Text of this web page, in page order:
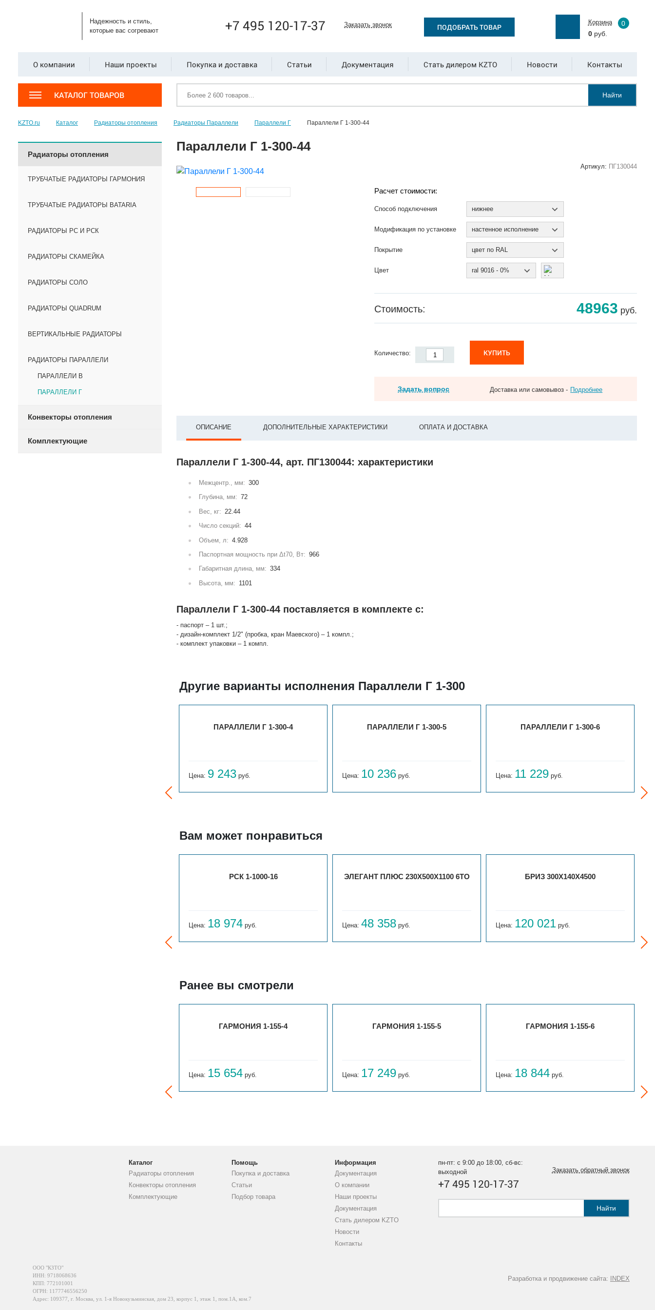
Надежность и стиль,
которые вас согревают
+7 495 120-17-37 Заказать звонок ПОДОБРАТЬ ТОВАР
Корзина
0
0руб.
О компании Наши проекты Покупка и доставка Статьи Документация Стать дилером KZTO Новости Контакты
КАТАЛОГ ТОВАРОВ Найти
KZTO.ru Каталог Радиаторы отопления Радиаторы Параллели Параллели Г Параллели Г 1-300-44
Радиаторы отопления
ТРУБЧАТЫЕ РАДИАТОРЫ ГАРМОНИЯ
ТРУБЧАТЫЕ РАДИАТОРЫ BATARIA
РАДИАТОРЫ РС И РСК
РАДИАТОРЫ СКАМЕЙКА
РАДИАТОРЫ СОЛО
РАДИАТОРЫ QUADRUM
ВЕРТИКАЛЬНЫЕ РАДИАТОРЫ
РАДИАТОРЫ ПАРАЛЛЕЛИ
ПАРАЛЛЕЛИ В
ПАРАЛЛЕЛИ Г
Конвекторы отопления
Комплектующие
Параллели Г 1-300-44
Артикул: ПГ130044
Расчет стоимости:
Способ подключения нижнее
Модификация по установке настенное исполнение
Покрытие цвет по RAL
Цвет ral 9016 - 0%
Стоимость: 48963 руб.
Количество: КУПИТЬ
Задать вопрос Доставка или самовывоз - Подробнее
ОПИСАНИЕ ДОПОЛНИТЕЛЬНЫЕ ХАРАКТЕРИСТИКИ ОПЛАТА И ДОСТАВКА
Параллели Г 1-300-44, арт. ПГ130044: характеристики
Межцентр., мм: 300
Глубина, мм: 72
Вес, кг: 22.44
Число секций: 44
Объем, л: 4.928
Паспортная мощность при Δt70, Вт: 966
Габаритная длина, мм: 334
Высота, мм: 1101
Параллели Г 1-300-44 поставляется в комплекте с:
- паспорт – 1 шт.;
- дизайн-комплект 1/2" (пробка, кран Маевского) – 1 компл.;
- комплект упаковки – 1 компл.
Другие варианты исполнения Параллели Г 1-300
ПАРАЛЛЕЛИ Г 1-300-4
Цена: 9 243 руб.
ПАРАЛЛЕЛИ Г 1-300-5
Цена: 10 236 руб.
ПАРАЛЛЕЛИ Г 1-300-6
Цена: 11 229 руб.
Вам может понравиться
РСК 1-1000-16
Цена: 18 974 руб.
ЭЛЕГАНТ ПЛЮС 230X500X1100 6ТО
Цена: 48 358 руб.
БРИЗ 300Х140Х4500
Цена: 120 021 руб.
Ранее вы смотрели
ГАРМОНИЯ 1-155-4
Цена: 15 654 руб.
ГАРМОНИЯ 1-155-5
Цена: 17 249 руб.
ГАРМОНИЯ 1-155-6
Цена: 18 844 руб.
Каталог
Радиаторы отопления
Конвекторы отопления
Комплектующие
Помощь
Покупка и доставка
Статьи
Подбор товара
Информация
Документация
О компании
Наши проекты
Документация
Стать дилером KZTO
Новости
Контакты
пн-пт: с 9:00 до 18:00, сб-вс:
выходной
+7 495 120-17-37
Заказать обратный звонок
Найти
Разработка и продвижение сайта: INDEX
ООО "КЗТО"
ИНН: 9718068636
КПП: 772101001
ОГРН: 1177746556250
Адрес: 109377, г. Москва, ул. 1-я Новокузьминская, дом 23, корпус 1, этаж 1, пом.1А, ком.7